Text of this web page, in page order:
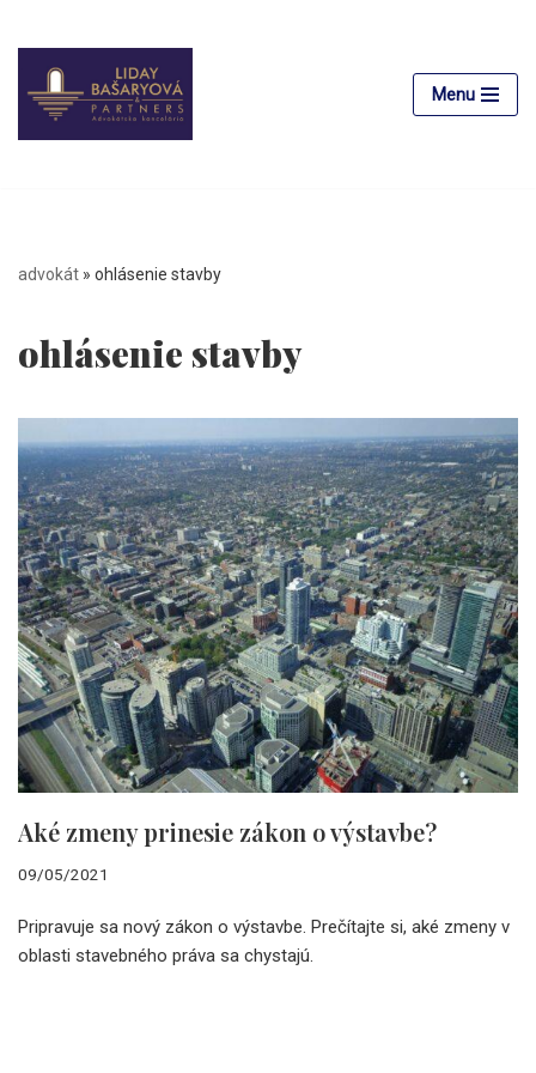
Preskočiť
na
obsah
Menu
advokát » ohlásenie stavby
ohlásenie stavby
Aké zmeny prinesie zákon o výstavbe?
09/05/2021
Pripravuje sa nový zákon o výstavbe. Prečítajte si, aké zmeny v
oblasti stavebného práva sa chystajú.